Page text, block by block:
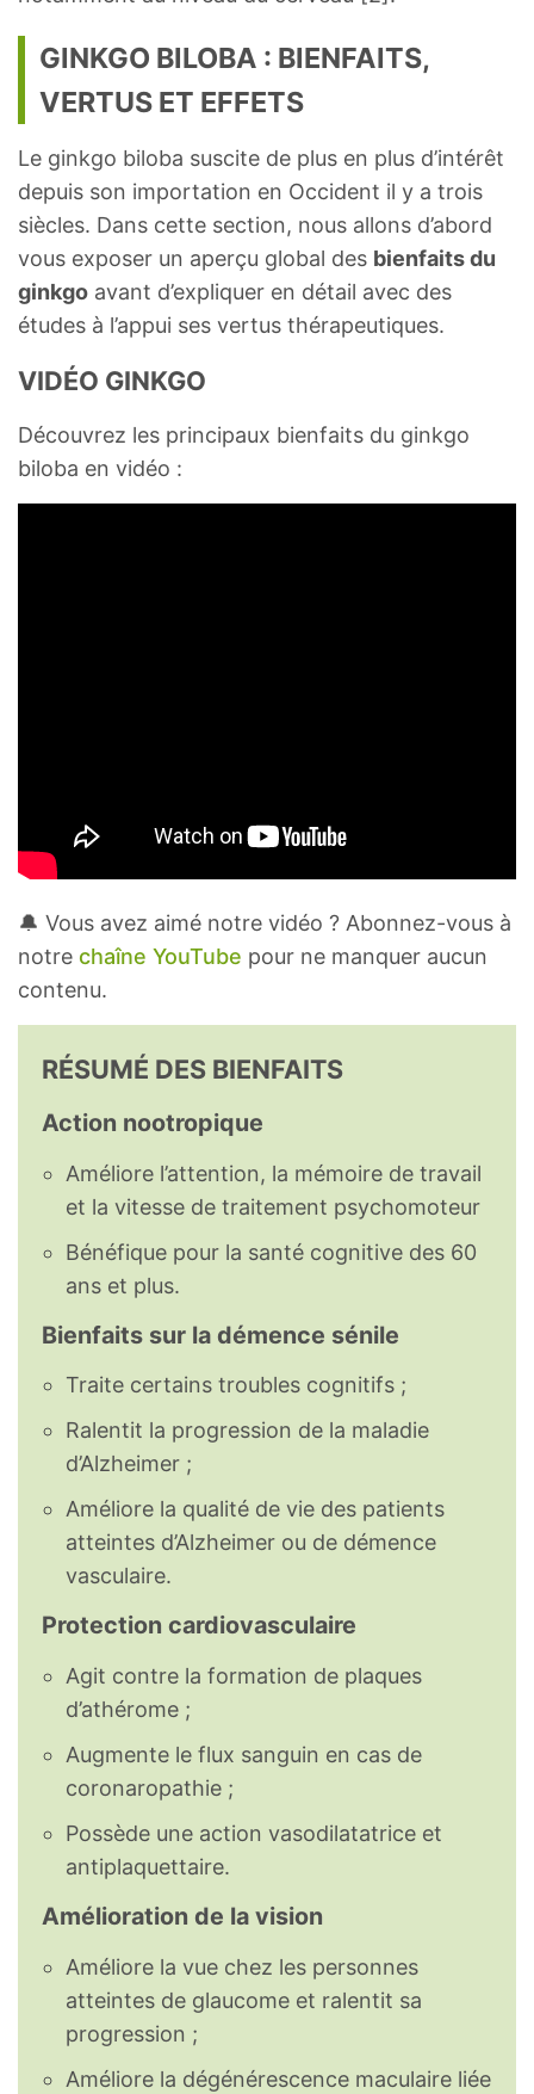
GINKGO BILOBA : BIENFAITS,
VERTUS ET EFFETS
Le ginkgo biloba suscite de plus en plus d’intérêt
depuis son importation en Occident il y a trois
siècles. Dans cette section, nous allons d’abord
vous exposer un aperçu global des bienfaits du
ginkgo avant d’expliquer en détail avec des
études à l’appui ses vertus thérapeutiques.
VIDÉO GINKGO
Découvrez les principaux bienfaits du ginkgo
biloba en vidéo :
🔔 Vous avez aimé notre vidéo ? Abonnez-vous à
notre chaîne YouTube pour ne manquer aucun
contenu.
RÉSUMÉ DES BIENFAITS
Action nootropique
Améliore l’attention, la mémoire de travail
et la vitesse de traitement psychomoteur
Bénéfique pour la santé cognitive des 60
ans et plus.
Bienfaits sur la démence sénile
Traite certains troubles cognitifs ;
Ralentit la progression de la maladie
d’Alzheimer ;
Améliore la qualité de vie des patients
atteintes d’Alzheimer ou de démence
vasculaire.
Protection cardiovasculaire
Agit contre la formation de plaques
d’athérome ;
Augmente le flux sanguin en cas de
coronaropathie ;
Possède une action vasodilatatrice et
antiplaquettaire.
Amélioration de la vision
Améliore la vue chez les personnes
atteintes de glaucome et ralentit sa
progression ;
Améliore la dégénérescence maculaire liée